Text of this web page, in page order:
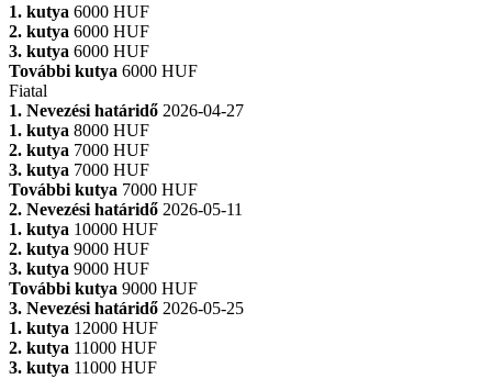
1. kutya 6000 HUF
2. kutya 6000 HUF
3. kutya 6000 HUF
További kutya 6000 HUF
Fiatal
1. Nevezési határidő 2026-04-27
1. kutya 8000 HUF
2. kutya 7000 HUF
3. kutya 7000 HUF
További kutya 7000 HUF
2. Nevezési határidő 2026-05-11
1. kutya 10000 HUF
2. kutya 9000 HUF
3. kutya 9000 HUF
További kutya 9000 HUF
3. Nevezési határidő 2026-05-25
1. kutya 12000 HUF
2. kutya 11000 HUF
3. kutya 11000 HUF